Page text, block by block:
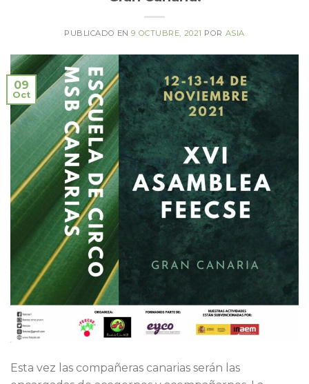
PUBLICADO EN9 OCTUBRE, 2021 POR ASIA
09
Oct
Esta vez las compañeras canarias serán las